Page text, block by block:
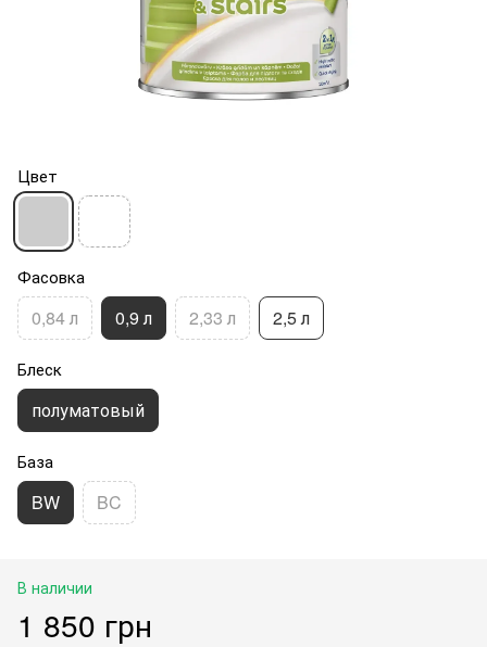
Цвет
Фасовка
0,84 л 0,9 л 2,33 л 2,5 л
Блеск
полуматовый
База
BW BC
В наличии
1 850 грн